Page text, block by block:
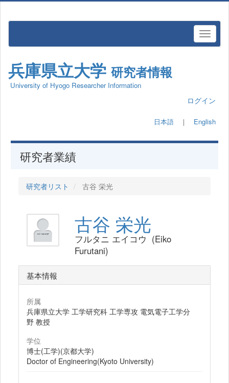
兵庫県立大学 研究者情報
University of Hyogo Researcher Information
ログイン
日本語 ｜ English
研究者業績
研究者リスト 古谷 栄光
古谷 栄光
フルタニ エイコウ (Eiko
Furutani)
基本情報
所属
兵庫県立大学 工学研究科 工学専攻 電気電子工学分
野 教授
学位
博士(工学)(京都大学)
Doctor of Engineering(Kyoto University)